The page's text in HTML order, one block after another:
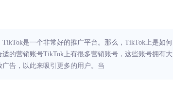
是一个非常好的推广平台。那么，TikTok上是如何
的营销账号TikTok上有很多营销账号，这些账号拥有大
告，以此来吸引更多的用户。当